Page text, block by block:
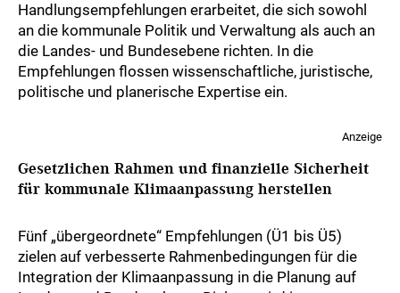
Handlungsempfehlungen erarbeitet, die sich sowohl
an die kommunale Politik und Verwaltung als auch an
die Landes- und Bundesebene richten. In die
Empfehlungen flossen wissenschaftliche, juristische,
politische und planerische Expertise ein.
Anzeige
Gesetzlichen Rahmen und finanzielle Sicherheit
für kommunale Klimaanpassung herstellen
Fünf „übergeordnete“ Empfehlungen (Ü1 bis Ü5)
zielen auf verbesserte Rahmenbedingungen für die
Integration der Klimaanpassung in die Planung auf